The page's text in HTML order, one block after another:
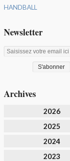
HANDBALL
Newsletter
Archives
2026
2025
2024
2023